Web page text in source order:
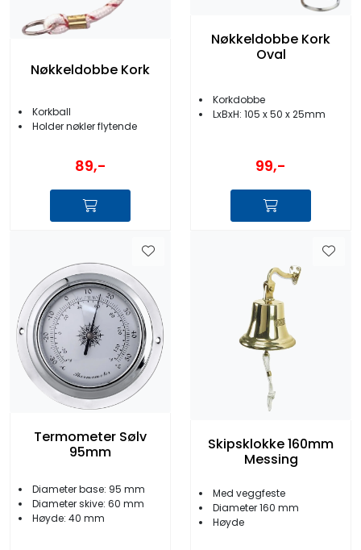
Nøkkeldobbe Kork
Korkball
Holder nøkler flytende
89,-
Nøkkeldobbe Kork
Oval
Korkdobbe
LxBxH: 105 x 50 x 25mm
99,-
Termometer Sølv
95mm
Diameter base: 95 mm
Diameter skive: 60 mm
Høyde: 40 mm
Skipsklokke 160mm
Messing
Med veggfeste
Diameter 160 mm
Høyde